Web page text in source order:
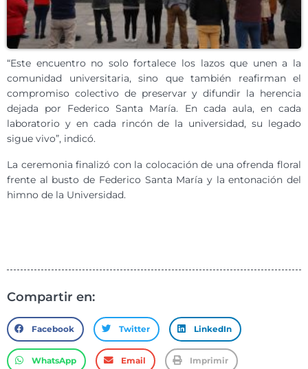
“Este encuentro no solo fortalece los lazos que unen a la
comunidad universitaria, sino que también reafirman el
compromiso colectivo de preservar y difundir la herencia
dejada por Federico Santa María. En cada aula, en cada
laboratorio y en cada rincón de la universidad, su legado
sigue vivo”, indicó.
La ceremonia finalizó con la colocación de una ofrenda floral
frente al busto de Federico Santa María y la entonación del
himno de la Universidad.
Compartir en:
Facebook Twitter LinkedIn
WhatsApp Email Imprimir